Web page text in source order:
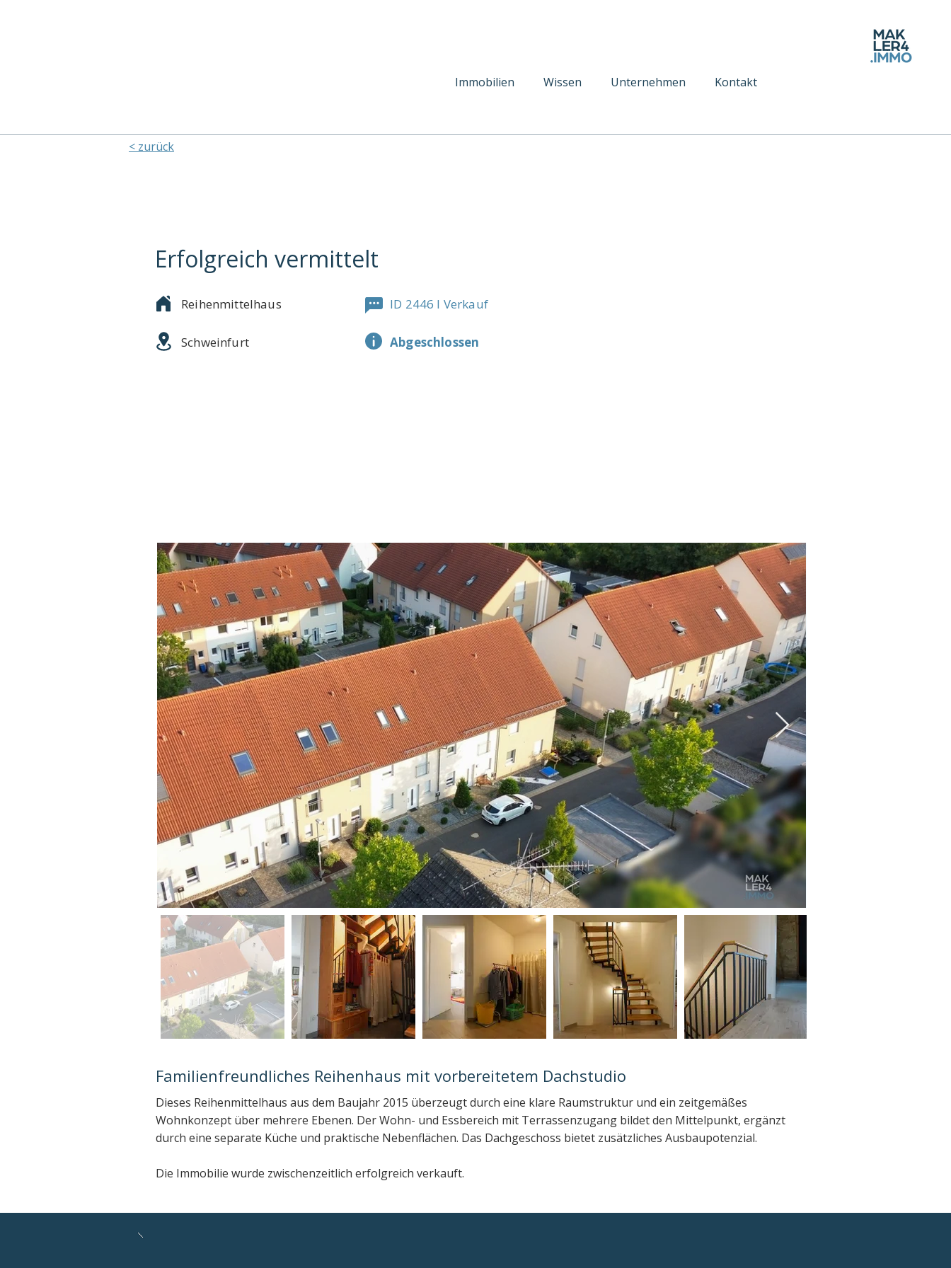
Immobilien Wissen Unternehmen Kontakt
< zurück
Erfolgreich vermittelt
Reihenmittelhaus ID 2446 I Verkauf
Schweinfurt Abgeschlossen
Familienfreundliches Reihenhaus mit vorbereitetem Dachstudio
Dieses Reihenmittelhaus aus dem Baujahr 2015 überzeugt durch eine klare Raumstruktur und ein zeitgemäßes
Wohnkonzept über mehrere Ebenen. Der Wohn- und Essbereich mit Terrassenzugang bildet den Mittelpunkt, ergänzt
durch eine separate Küche und praktische Nebenflächen. Das Dachgeschoss bietet zusätzliches Ausbaupotenzial.
Die Immobilie wurde zwischenzeitlich erfolgreich verkauft.